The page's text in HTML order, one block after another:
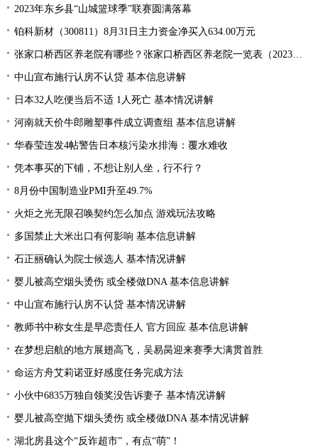
2023年东乡县“山城篮球季”联赛圆满落幕
铂科新材（300811）8月31日主力资金净买入634.00万元
张家口桥西区养老院有哪些？张家口桥西区养老院一览表（2023年）
中山宣布施行认房不认贷 基本信息讲解
日本32人吃便当后不适 1人死亡 基本情况讲解
河南就天价牛郎雕塑事件成立调查组 基本信息讲解
华春莹连发4帖警告日本核污染水排海：覆水难收
凭本事买的下铺，不想让别人坐，行不行？
8月份中国制造业PMI升至49.7%
火炬之光无限召唤契约怎么加点 游戏玩法攻略
多国禁止大米出口有何影响 基本信息讲解
石正丽确认为院士候选人 基本情况讲解
婴儿被高空烟头烫伤 或全楼做DNA 基本信息讲解
中山宣布施行认房不认贷 基本情况讲解
教师书中称女生是早恋责任人 官方回应 基本信息讲解
在梦想启航的地方展翅高飞，吴易昺迎来赛季大满贯首胜
命运方舟艾莉诺亚好感度任务完成方法
小伙中6835万独自领奖没告诉妻子 基本情况讲解
婴儿被高空抛下烟头烫伤 或全楼做DNA 基本情况讲解
湖北房县这个“反诈超市”，有点“萌”！